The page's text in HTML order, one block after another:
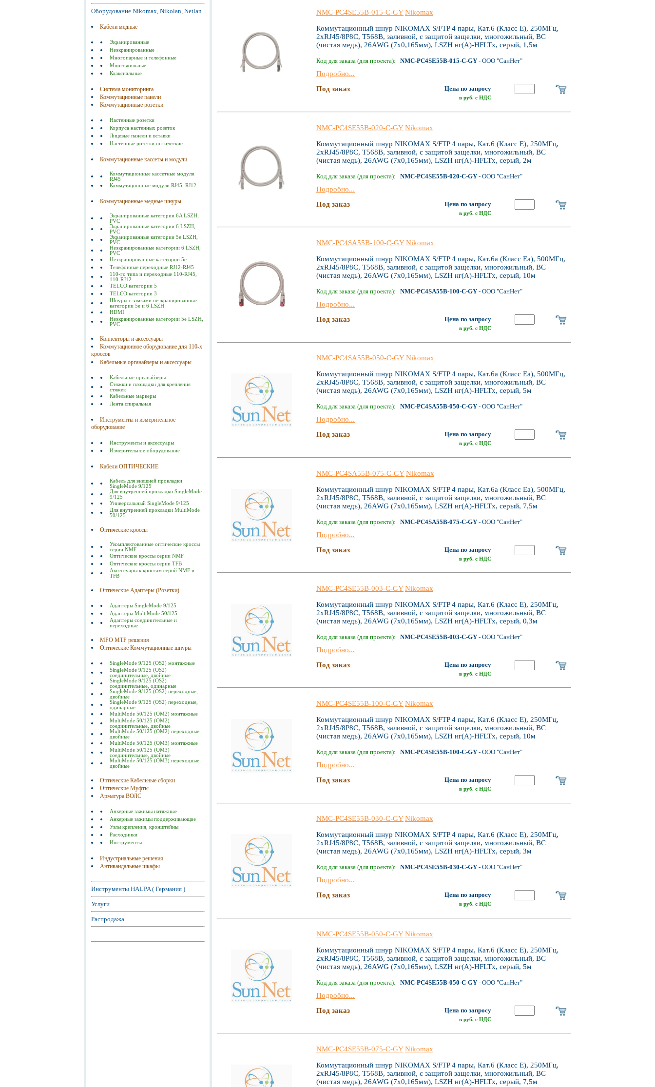
Оборудование Nikomax, Nikolan, Netlan
Кабели медные
Экранированные
Неэкранированные
Многопарные и телефонные
Многожильные
Коаксиальные
Система мониторинга
Коммутационные панели
Коммутационные розетки
Настенные розетки
Корпуса настенных розеток
Лицевые панели и вставки
Настенные розетки оптические
Коммутационные кассеты и модули
Коммутационные кассетные модули
RJ45
Коммутационные модули RJ45, RJ12
Коммутационные медные шнуры
Экранированные категории 6A LSZH,
PVC
Экранированные категории 6 LSZH,
PVC
Экранированные категории 5е LSZH,
PVC
Неэкранированные категории 6 LSZH,
PVC
Неэкранированные категории 5е
Телефонные переходные RJ12-RJ45
110-го типа и переходные 110-RJ45,
110-RJ12
TELCO категории 5
TELCO категории 3
Шнуры с замками неэкранированные
категории 5е и 6 LSZH
HDMI
Неэкранированные категории 5е LSZH,
PVC
Коннекторы и аксессуары
Коммутационное оборудование для 110-х
кроссов
Кабельные органайзеры и аксессуары
Кабельные органайзеры
Стяжки и площадки для крепления
стяжек
Кабельные маркеры
Лента спиральная
Инструменты и измерительное
оборудование
Инструменты и аксессуары
Измерительное оборудование
Кабели ОПТИЧЕСКИЕ
Кабель для внешней прокладки
SingleMode 9/125
Для внутренней прокладки SingleMode
9/125
Универсальный SingleMode 9/125
Для внутренней прокладки MultiMode
50/125
Оптические кроссы
Укомплектованные оптические кроссы
серии NMF
Оптические кроссы серии NMF
Оптические кроссы серии TFB
Аксессуары к кроссам серий NMF и
TFB
Оптические Адаптеры (Розетки)
Адаптеры SingleMode 9/125
Адаптеры MultiMode 50/125
Адаптеры соединительные и
переходные
MPO MTP решения
Оптические Коммутационные шнуры
SingleMode 9/125 (OS2) монтажные
SingleMode 9/125 (OS2)
соединительные, двойные
SingleMode 9/125 (OS2)
соединительные, одинарные
SingleMode 9/125 (OS2) переходные,
двойные
SingleMode 9/125 (OS2) переходные,
одинарные
MultiMode 50/125 (OM2) монтажные
MultiMode 50/125 (OM2)
соединительные, двойные
MultiMode 50/125 (OM2) переходные,
двойные
MultiMode 50/125 (OM3) монтажные
MultiMode 50/125 (OM3)
соединительные, двойные
MultiMode 50/125 (OM3) переходные,
двойные
Оптические Кабельные сборки
Оптические Муфты
Арматура ВОЛС
Анкерные зажимы натяжные
Анкерные зажимы поддерживающие
Узлы крепления, кронштейны
Расходники
Инструменты
Индустриальные решения
Антивандальные шкафы
Инструменты HAUPA ( Германия )
Услуги
Распродажа
NMC-PC4SE55B-015-C-GYNikomax
Коммутационный шнур NIKOMAX S/FTP 4 пары, Кат.6 (Класс E), 250МГц,
2хRJ45/8P8C, T568B, заливной, с защитой защелки, многожильный, BC
(чистая медь), 26AWG (7х0,165мм), LSZH нг(А)-HFLTx, серый, 1,5м
Код для заказа (для проекта): NMC-PC4SE55B-015-C-GY - ООО "СанНет"
Подробно...
Под заказ
Цена по запросу
в руб. с НДС
NMC-PC4SE55B-020-C-GYNikomax
Коммутационный шнур NIKOMAX S/FTP 4 пары, Кат.6 (Класс E), 250МГц,
2хRJ45/8P8C, T568B, заливной, с защитой защелки, многожильный, BC
(чистая медь), 26AWG (7х0,165мм), LSZH нг(А)-HFLTx, серый, 2м
Код для заказа (для проекта): NMC-PC4SE55B-020-C-GY - ООО "СанНет"
Подробно...
Под заказ
Цена по запросу
в руб. с НДС
NMC-PC4SA55B-100-C-GYNikomax
Коммутационный шнур NIKOMAX S/FTP 4 пары, Кат.6a (Класс Ea), 500МГц,
2хRJ45/8P8C, T568B, заливной, с защитой защелки, многожильный, BC
(чистая медь), 26AWG (7х0,165мм), LSZH нг(А)-HFLTx, серый, 10м
Код для заказа (для проекта): NMC-PC4SA55B-100-C-GY - ООО "СанНет"
Подробно...
Под заказ
Цена по запросу
в руб. с НДС
NMC-PC4SA55B-050-C-GYNikomax
Коммутационный шнур NIKOMAX S/FTP 4 пары, Кат.6a (Класс Ea), 500МГц,
2хRJ45/8P8C, T568B, заливной, с защитой защелки, многожильный, BC
(чистая медь), 26AWG (7х0,165мм), LSZH нг(А)-HFLTx, серый, 5м
Код для заказа (для проекта): NMC-PC4SA55B-050-C-GY - ООО "СанНет"
Подробно...
Под заказ
Цена по запросу
в руб. с НДС
NMC-PC4SA55B-075-C-GYNikomax
Коммутационный шнур NIKOMAX S/FTP 4 пары, Кат.6a (Класс Ea), 500МГц,
2хRJ45/8P8C, T568B, заливной, с защитой защелки, многожильный, BC
(чистая медь), 26AWG (7х0,165мм), LSZH нг(А)-HFLTx, серый, 7,5м
Код для заказа (для проекта): NMC-PC4SA55B-075-C-GY - ООО "СанНет"
Подробно...
Под заказ
Цена по запросу
в руб. с НДС
NMC-PC4SE55B-003-C-GYNikomax
Коммутационный шнур NIKOMAX S/FTP 4 пары, Кат.6 (Класс E), 250МГц,
2хRJ45/8P8C, T568B, заливной, с защитой защелки, многожильный, BC
(чистая медь), 26AWG (7х0,165мм), LSZH нг(А)-HFLTx, серый, 0,3м
Код для заказа (для проекта): NMC-PC4SE55B-003-C-GY - ООО "СанНет"
Подробно...
Под заказ
Цена по запросу
в руб. с НДС
NMC-PC4SE55B-100-C-GYNikomax
Коммутационный шнур NIKOMAX S/FTP 4 пары, Кат.6 (Класс E), 250МГц,
2хRJ45/8P8C, T568B, заливной, с защитой защелки, многожильный, BC
(чистая медь), 26AWG (7х0,165мм), LSZH нг(А)-HFLTx, серый, 10м
Код для заказа (для проекта): NMC-PC4SE55B-100-C-GY - ООО "СанНет"
Подробно...
Под заказ
Цена по запросу
в руб. с НДС
NMC-PC4SE55B-030-C-GYNikomax
Коммутационный шнур NIKOMAX S/FTP 4 пары, Кат.6 (Класс E), 250МГц,
2хRJ45/8P8C, T568B, заливной, с защитой защелки, многожильный, BC
(чистая медь), 26AWG (7х0,165мм), LSZH нг(А)-HFLTx, серый, 3м
Код для заказа (для проекта): NMC-PC4SE55B-030-C-GY - ООО "СанНет"
Подробно...
Под заказ
Цена по запросу
в руб. с НДС
NMC-PC4SE55B-050-C-GYNikomax
Коммутационный шнур NIKOMAX S/FTP 4 пары, Кат.6 (Класс E), 250МГц,
2хRJ45/8P8C, T568B, заливной, с защитой защелки, многожильный, BC
(чистая медь), 26AWG (7х0,165мм), LSZH нг(А)-HFLTx, серый, 5м
Код для заказа (для проекта): NMC-PC4SE55B-050-C-GY - ООО "СанНет"
Подробно...
Под заказ
Цена по запросу
в руб. с НДС
NMC-PC4SE55B-075-C-GYNikomax
Коммутационный шнур NIKOMAX S/FTP 4 пары, Кат.6 (Класс E), 250МГц,
2хRJ45/8P8C, T568B, заливной, с защитой защелки, многожильный, BC
(чистая медь), 26AWG (7х0,165мм), LSZH нг(А)-HFLTx, серый, 7,5м